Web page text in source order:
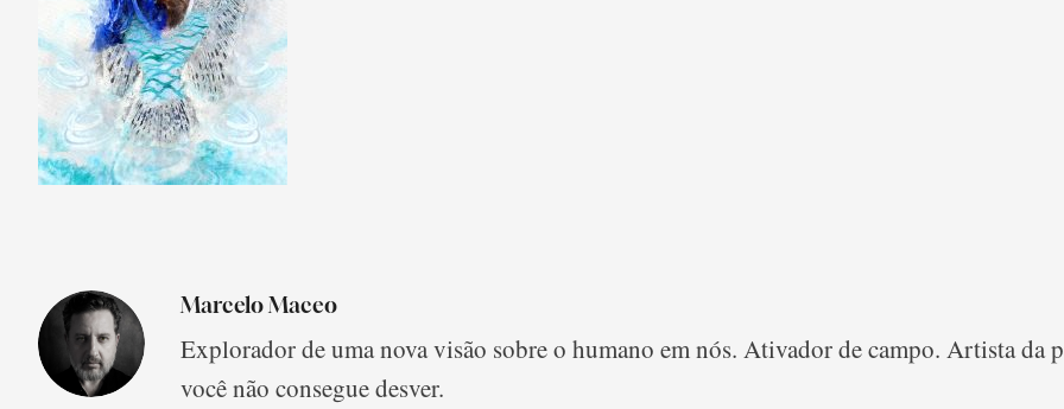
Marcelo Maceo
Explorador de uma nova visão sobre o humano em nós. Ativador de campo. Artista
você não consegue desver.